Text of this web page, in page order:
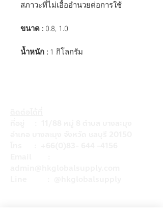
สภาวะที่ไม่เอื้ออำนวยต่อการใช้
ขนาด : 0.8, 1.0
น้ำหนัก : 1 กิโลกรัม